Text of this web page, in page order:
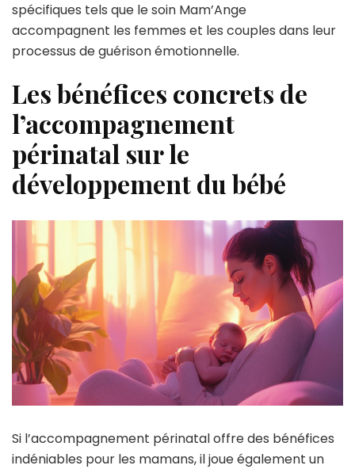
spécifiques tels que le soin Mam’Ange
accompagnent les femmes et les couples dans leur
processus de guérison émotionnelle.
Les bénéfices concrets de
l’accompagnement
périnatal sur le
développement du bébé
Si l’accompagnement périnatal offre des bénéfices
indéniables pour les mamans, il joue également un